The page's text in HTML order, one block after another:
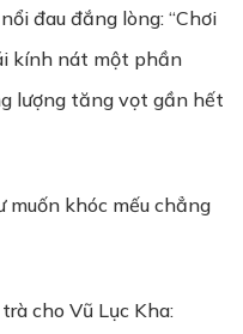
đau đắng lòng: “Chơi
kính nát một phần
lượng tăng vọt gần hết
muốn khóc mếu chẳng
cho Vũ Lục Kha: